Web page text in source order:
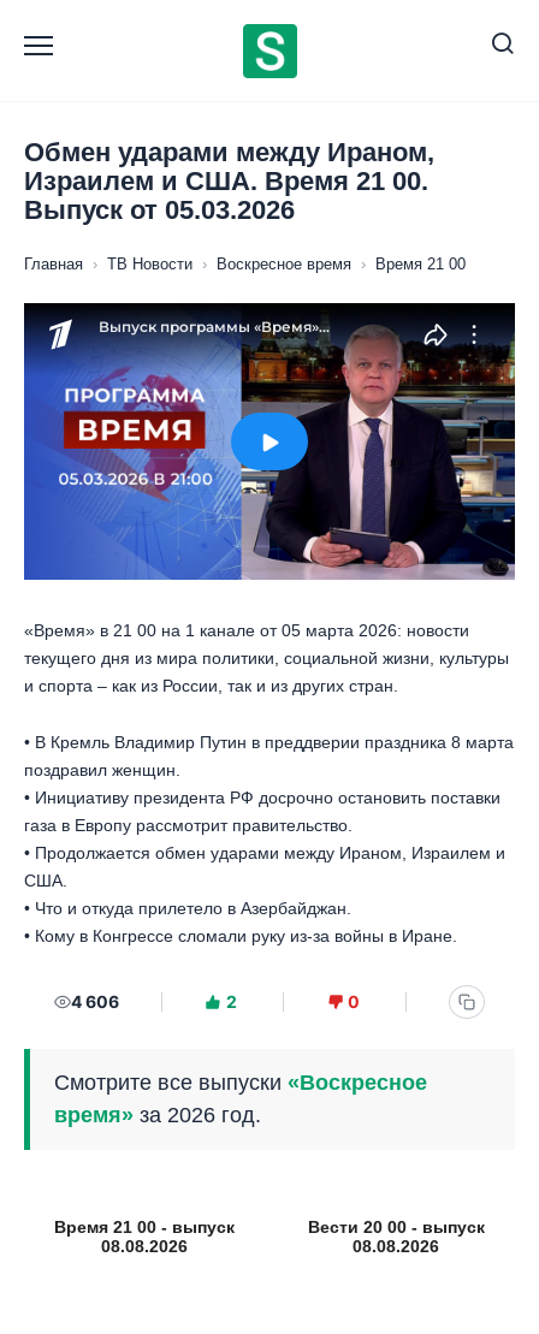
содержанию
Обмен ударами между Ираном,
Израилем и США. Время 21 00.
Выпуск от 05.03.2026
Главная › ТВ Новости › Воскресное время › Время 21 00
«Время» в 21 00 на 1 канале от 05 марта 2026: новости
текущего дня из мира политики, социальной жизни, культуры
и спорта – как из России, так и из других стран.
• В Кремль Владимир Путин в преддверии праздника 8 марта
поздравил женщин.
• Инициативу президента РФ досрочно остановить поставки
газа в Европу рассмотрит правительство.
• Продолжается обмен ударами между Ираном, Израилем и
США.
• Что и откуда прилетело в Азербайджан.
• Кому в Конгрессе сломали руку из-за войны в Иране.
4 606 2 0
Смотрите все выпуски «Воскресное
время» за 2026 год.
Время 21 00 - выпуск
08.08.2026
Вести 20 00 - выпуск
08.08.2026